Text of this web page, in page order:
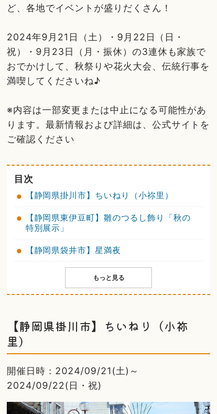
ど、各地でイベントが盛りだくさん！
2024年9月21日（土）・9月22日（日・
祝）・9月23日（月・振休）の3連休も家族で
おでかけして、秋祭りや花火大会、伝統行事を
満喫してくださいね♪
※内容は一部変更または中止になる可能性があ
ります。最新情報および詳細は、公式サイトを
ご確認ください
目次
【静岡県掛川市】ちいねり（小祢里）
【静岡県東伊豆町】雛のつるし飾り「秋の
特別展示」
【静岡県袋井市】星満夜
もっと見る
【静岡県掛川市】ちいねり（小祢
里）
開催日時：2024/09/21(土)～
2024/09/22(日・祝)